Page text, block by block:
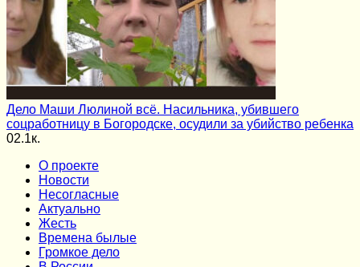
Дело Маши Люлиной всё. Насильника, убившего
соцработницу в Богородске, осудили за убийство ребенка
02.1к.
О проекте
Новости
Несогласные
Актуально
Жесть
Времена былые
Громкое дело